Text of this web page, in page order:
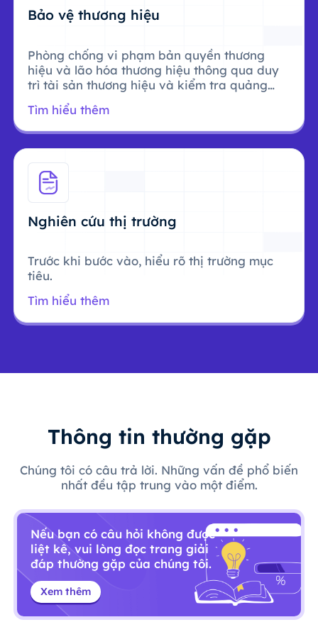
Bảo vệ thương hiệu
Phòng chống vi phạm bản quyền thương
hiệu và lão hóa thương hiệu thông qua duy
trì tài sản thương hiệu và kiểm tra quảng
Tìm hiểu thêm
Nghiên cứu thị trường
Trước khi bước vào, hiểu rõ thị trường mục
tiêu.
Tìm hiểu thêm
Thông tin thường gặp
Chúng tôi có câu trả lời. Những vấn đề phổ biến
nhất đều tập trung vào một điểm.
Nếu bạn có câu hỏi không được
liệt kê, vui lòng đọc trang giải
đáp thường gặp của chúng tôi.
Xem thêm